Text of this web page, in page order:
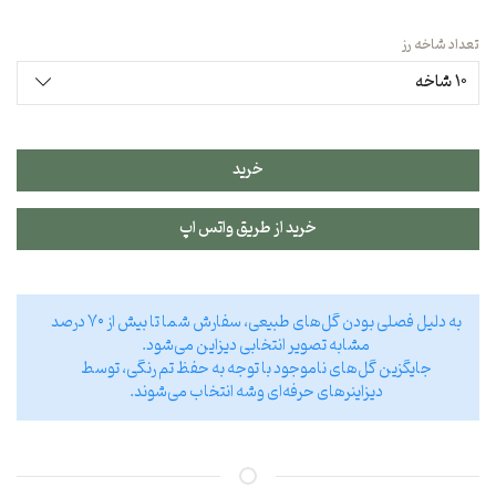
تعداد شاخه رز
خرید
خرید از طریق واتس اپ
به دلیل فصلی بودن گل‌های طبیعی، سفارش شما تا بیش از ۷۰ درصد
مشابه تصویر انتخابی دیزاین می‌شود.
جایگزین گل‌های ناموجود با توجه به حفظ تم رنگی، توسط
دیزاینر‌های حرفه‌ای وشه انتخاب می‌شوند.